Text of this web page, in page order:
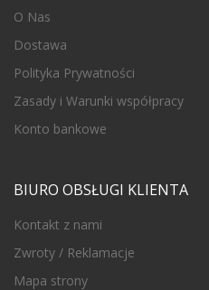
O Nas
Dostawa
Polityka Prywatności
Zasady i Warunki współpracy
Konto bankowe
BIURO OBSŁUGI KLIENTA
Kontakt z nami
Zwroty / Reklamacje
Mapa strony